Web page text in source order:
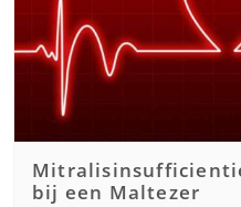
bij een Maltezer